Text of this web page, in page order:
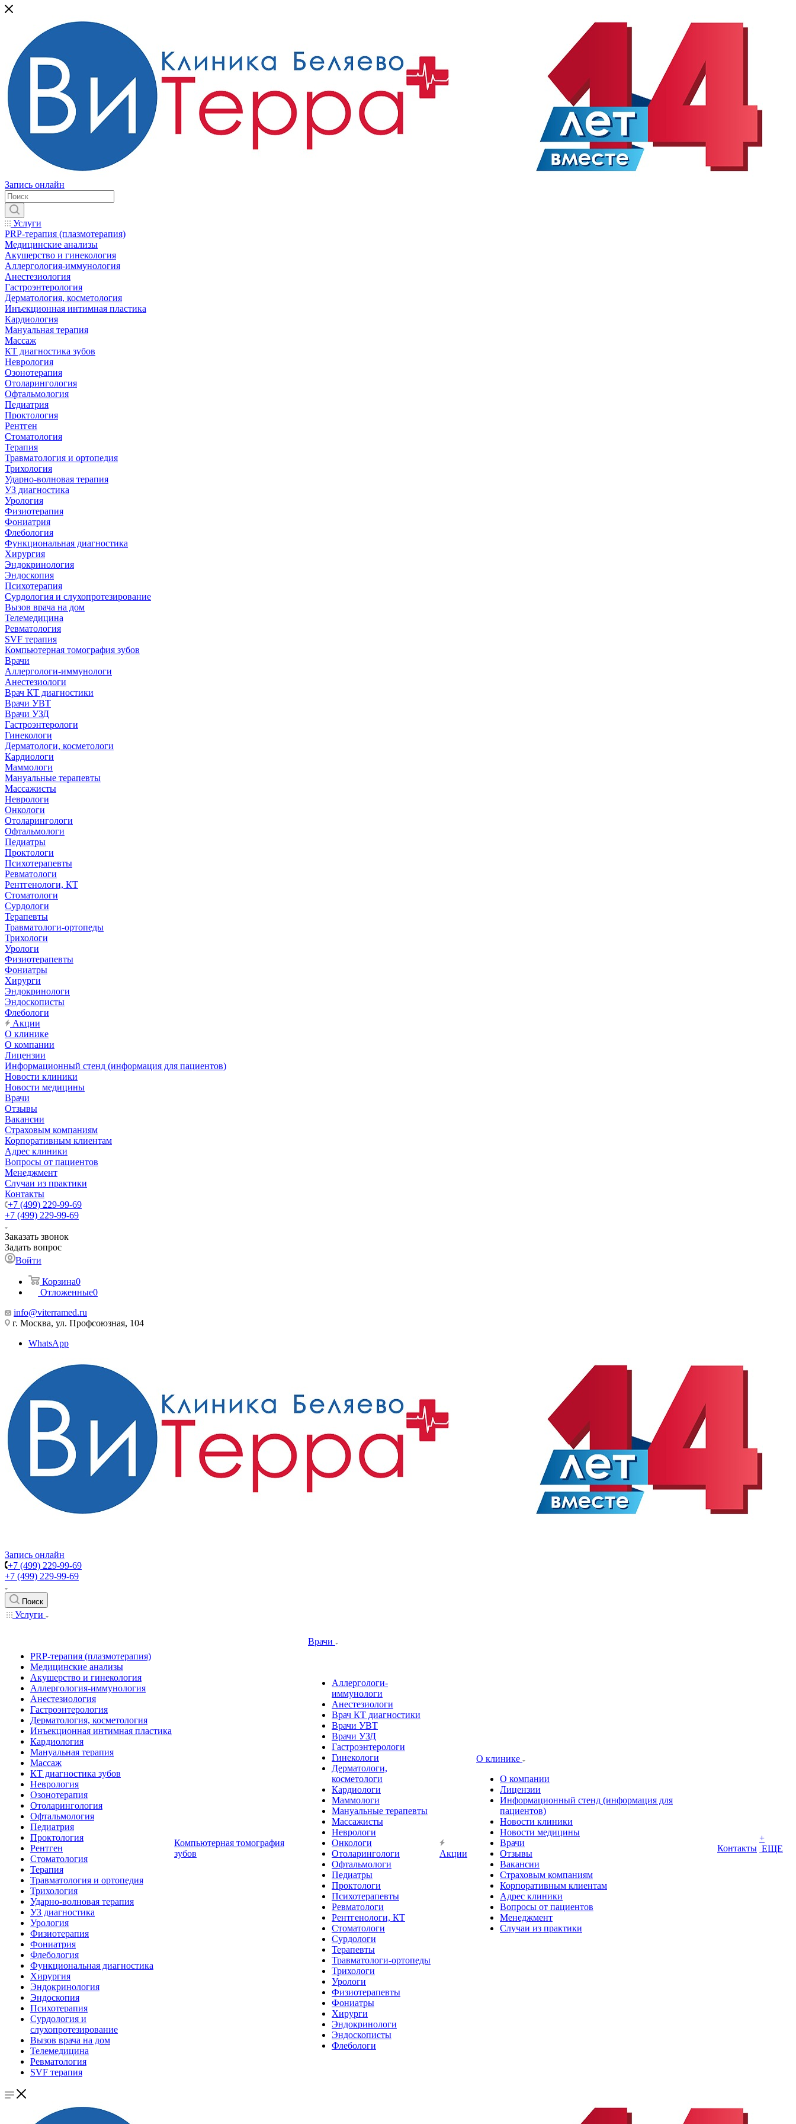
Запись онлайн
Услуги
PRP-терапия (плазмотерапия)
Медицинские анализы
Акушерство и гинекология
Аллергология-иммунология
Анестезиология
Гастроэнтерология
Дерматология, косметология
Инъекционная интимная пластика
Кардиология
Мануальная терапия
Массаж
КТ диагностика зубов
Неврология
Озонотерапия
Отоларингология
Офтальмология
Педиатрия
Проктология
Рентген
Стоматология
Терапия
Травматология и ортопедия
Трихология
Ударно-волновая терапия
УЗ диагностика
Урология
Физиотерапия
Фониатрия
Флебология
Функциональная диагностика
Хирургия
Эндокринология
Эндоскопия
Психотерапия
Сурдология и слухопротезирование
Вызов врача на дом
Телемедицина
Ревматология
SVF терапия
Компьютерная томография зубов
Врачи
Аллергологи-иммунологи
Анестезиологи
Врач КТ диагностики
Врачи УВТ
Врачи УЗД
Гастроэнтерологи
Гинекологи
Дерматологи, косметологи
Кардиологи
Маммологи
Мануальные терапевты
Массажисты
Неврологи
Онкологи
Отоларингологи
Офтальмологи
Педиатры
Проктологи
Психотерапевты
Ревматологи
Рентгенологи, КТ
Стоматологи
Сурдологи
Терапевты
Травматологи-ортопеды
Трихологи
Урологи
Физиотерапевты
Фониатры
Хирурги
Эндокринологи
Эндоскописты
Флебологи
Акции
О клинике
О компании
Лицензии
Информационный стенд (информация для пациентов)
Новости клиники
Новости медицины
Врачи
Отзывы
Вакансии
Страховым компаниям
Корпоративным клиентам
Адрес клиники
Вопросы от пациентов
Менеджмент
Случаи из практики
Контакты
+7 (499) 229-99-69
+7 (499) 229-99-69
Заказать звонок
Задать вопрос
Войти
Корзина0
Отложенные0
info@viterramed.ru
г. Москва, ул. Профсоюзная, 104
WhatsApp
Запись онлайн
+7 (499) 229-99-69
+7 (499) 229-99-69
Поиск
Услуги
PRP-терапия (плазмотерапия)
Медицинские анализы
Акушерство и гинекология
Аллергология-иммунология
Анестезиология
Гастроэнтерология
Дерматология, косметология
Инъекционная интимная пластика
Кардиология
Мануальная терапия
Массаж
КТ диагностика зубов
Неврология
Озонотерапия
Отоларингология
Офтальмология
Педиатрия
Проктология
Рентген
Стоматология
Терапия
Травматология и ортопедия
Трихология
Ударно-волновая терапия
УЗ диагностика
Урология
Физиотерапия
Фониатрия
Флебология
Функциональная диагностика
Хирургия
Эндокринология
Эндоскопия
Психотерапия
Сурдология и
слухопротезирование
Вызов врача на дом
Телемедицина
Ревматология
SVF терапия
Компьютерная томография
зубов
Врачи
Аллергологи-
иммунологи
Анестезиологи
Врач КТ диагностики
Врачи УВТ
Врачи УЗД
Гастроэнтерологи
Гинекологи
Дерматологи,
косметологи
Кардиологи
Маммологи
Мануальные терапевты
Массажисты
Неврологи
Онкологи
Отоларингологи
Офтальмологи
Педиатры
Проктологи
Психотерапевты
Ревматологи
Рентгенологи, КТ
Стоматологи
Сурдологи
Терапевты
Травматологи-ортопеды
Трихологи
Урологи
Физиотерапевты
Фониатры
Хирурги
Эндокринологи
Эндоскописты
Флебологи
Акции
О клинике
О компании
Лицензии
Информационный стенд (информация для
пациентов)
Новости клиники
Новости медицины
Врачи
Отзывы
Вакансии
Страховым компаниям
Корпоративным клиентам
Адрес клиники
Вопросы от пациентов
Менеджмент
Случаи из практики
Контакты
+
ЕЩЕ